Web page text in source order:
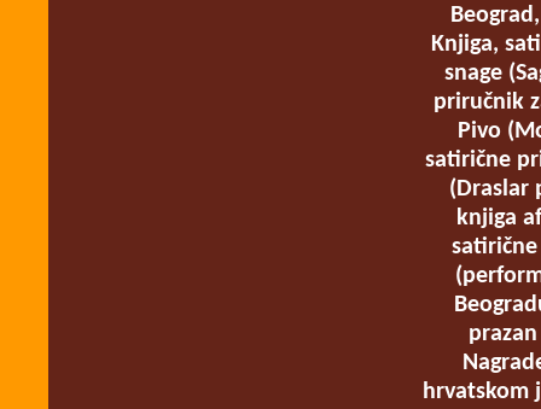
Knjiga,
snage
priručnik
Pivo
satirične
(Draslar
knjiga
satirične
hrvatskom